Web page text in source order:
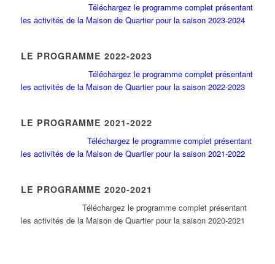
Téléchargez le programme complet présentant
les activités de la Maison de Quartier pour la saison 2023-2024
LE PROGRAMME 2022-2023
Téléchargez le programme complet présentant
les activités de la Maison de Quartier pour la saison 2022-2023
LE PROGRAMME 2021-2022
Téléchargez le programme complet présentant
les activités de la Maison de Quartier pour la saison 2021-2022
LE PROGRAMME 2020-2021
Téléchargez le programme complet présentant
les activités de la Maison de Quartier pour la saison 2020-2021